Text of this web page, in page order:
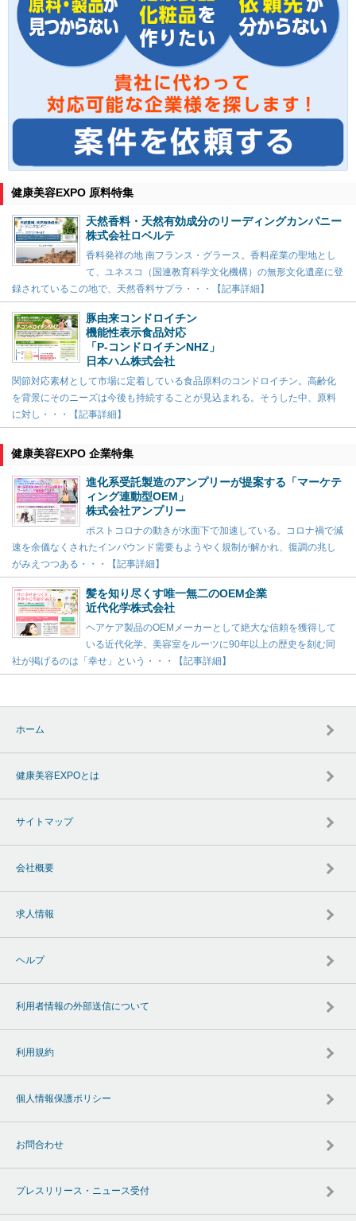
健康美容EXPO 原料特集
天然香料・天然有効成分のリーディングカンパニー
株式会社ロベルテ
香料発祥の地 南フランス・グラース。香料産業の聖地とし
て、ユネスコ（国連教育科学文化機構）の無形文化遺産に登
録されているこの地で、天然香料サプラ・・・【記事詳細】
豚由来コンドロイチン
機能性表示食品対応
「P-コンドロイチンNHZ」
日本ハム株式会社
関節対応素材として市場に定着している食品原料のコンドロイチン。高齢化
を背景にそのニーズは今後も持続することが見込まれる。そうした中、原料
に対し・・・【記事詳細】
健康美容EXPO 企業特集
進化系受託製造のアンプリーが提案する「マーケテ
ィング連動型OEM」
株式会社アンプリー
ポストコロナの動きが水面下で加速している。コロナ禍で減
速を余儀なくされたインバウンド需要もようやく規制が解かれ、復調の兆し
がみえつつある・・・【記事詳細】
髪を知り尽くす唯一無二のOEM企業
近代化学株式会社
ヘアケア製品のOEMメーカーとして絶大な信頼を獲得して
いる近代化学。美容室をルーツに90年以上の歴史を刻む同
社が掲げるのは「幸せ」という・・・【記事詳細】
ホーム
健康美容EXPOとは
サイトマップ
会社概要
求人情報
ヘルプ
利用者情報の外部送信について
利用規約
個人情報保護ポリシー
お問合わせ
プレスリリース・ニュース受付